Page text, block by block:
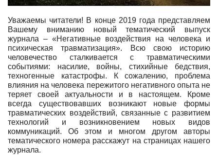
Уважаемы читатели! В конце 2019 года представляем
Вашему вниманию новый тематический выпуск
журнала – «Негативные воздействия на человека и
психическая травматизация». Всю свою историю
человечество сталкивается с травматическими
событиями: насилие, войны, стихийные бедствия,
техногенные катастрофы. К сожалению, проблема
влияния на человека пережитого негативного опыта не
теряет своей актуальности и в настоящем. Кроме
всегда существовавших возникают новые формы
травматических воздействий, связанные с развитием
технологий и возникновением новых видов
коммуникаций. Об этом и многом другом авторы
тематического номера расскажут на страницах нашего
журнала.